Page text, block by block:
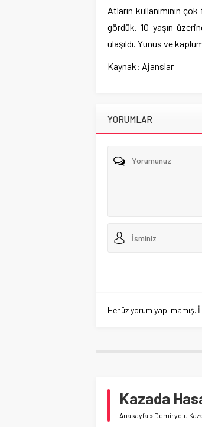
Atların kullanımının
gördük. 10 yaşın
ulaşıldı. Yunus ve
Kaynak: Ajanslar
YORUMLAR
Henüz yorum yapılmamış.
Kazada
Anasayfa » Demiryolu